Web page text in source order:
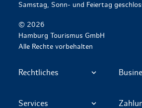
Samstag, Sonn- und Feiertag
© 2026
Hamburg Tourismus GmbH
Alle Rechte vorbehalten
Rechtliches
Services